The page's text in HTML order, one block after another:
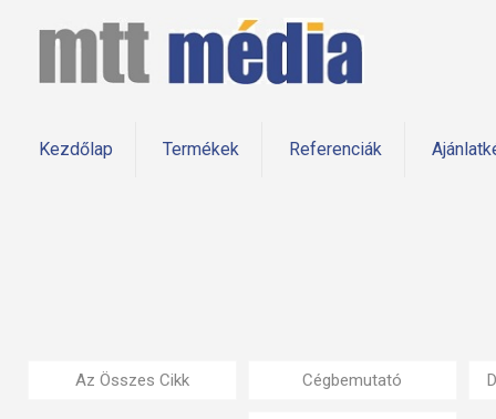
Kezdőlap Termékek Referenciák
Az Összes Cikk Cégbemutató